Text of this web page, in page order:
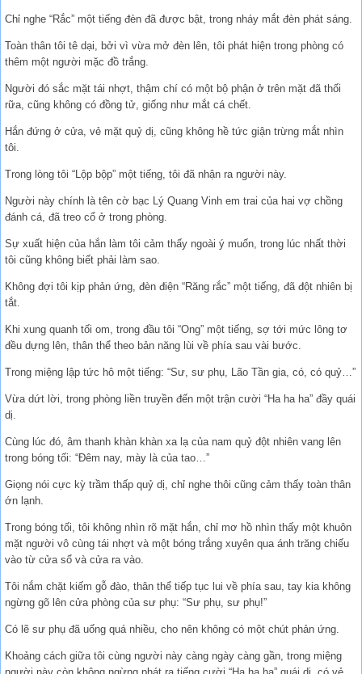
Chỉ nghe “Rắc” một tiếng đèn đã được bật, trong nháy mắt đèn phát sáng.
Toàn thân tôi tê dại, bởi vì vừa mở đèn lên, tôi phát hiện trong phòng có
thêm một người mặc đồ trắng.
Người đó sắc mặt tái nhợt, thậm chí có một bộ phận ở trên mặt đã thối
rữa, cũng không có đồng tử, giống như mắt cá chết.
Hắn đứng ở cửa, vẻ mặt quỷ dị, cũng không hề tức giận trừng mắt nhìn
tôi.
Trong lòng tôi “Lộp bộp” một tiếng, tôi đã nhận ra người này.
Người này chính là tên cờ bạc Lý Quang Vinh em trai của hai vợ chồng
đánh cá, đã treo cổ ở trong phòng.
Sự xuất hiện của hắn làm tôi cảm thấy ngoài ý muốn, trong lúc nhất thời
tôi cũng không biết phải làm sao.
Không đợi tôi kịp phản ứng, đèn điện “Răng rắc” một tiếng, đã đột nhiên bị
tắt.
Khi xung quanh tối om, trong đầu tôi “Ong” một tiếng, sợ tới mức lông tơ
đều dựng lên, thân thể theo bản năng lùi về phía sau vài bước.
Trong miệng lập tức hô một tiếng: “Sư, sư phụ, Lão Tần gia, có, có quỷ…”
Vừa dứt lời, trong phòng liền truyền đến một trận cười “Ha ha ha” đầy quái
dị.
Cùng lúc đó, âm thanh khàn khàn xa lạ của nam quỷ đột nhiên vang lên
trong bóng tối: “Đêm nay, mày là của tao…”
Giọng nói cực kỳ trầm thấp quỷ dị, chỉ nghe thôi cũng cảm thấy toàn thân
ớn lạnh.
Trong bóng tối, tôi không nhìn rõ mặt hắn, chỉ mơ hồ nhìn thấy một khuôn
mặt người vô cùng tái nhợt và một bóng trắng xuyên qua ánh trăng chiếu
vào từ cửa sổ và cửa ra vào.
Tôi nắm chặt kiếm gỗ đào, thân thể tiếp tục lui về phía sau, tay kia không
ngừng gõ lên cửa phòng của sư phụ: “Sư phụ, sư phụ!”
Có lẽ sư phụ đã uống quá nhiều, cho nên không có một chút phản ứng.
Khoảng cách giữa tôi cùng người này càng ngày càng gần, trong miệng